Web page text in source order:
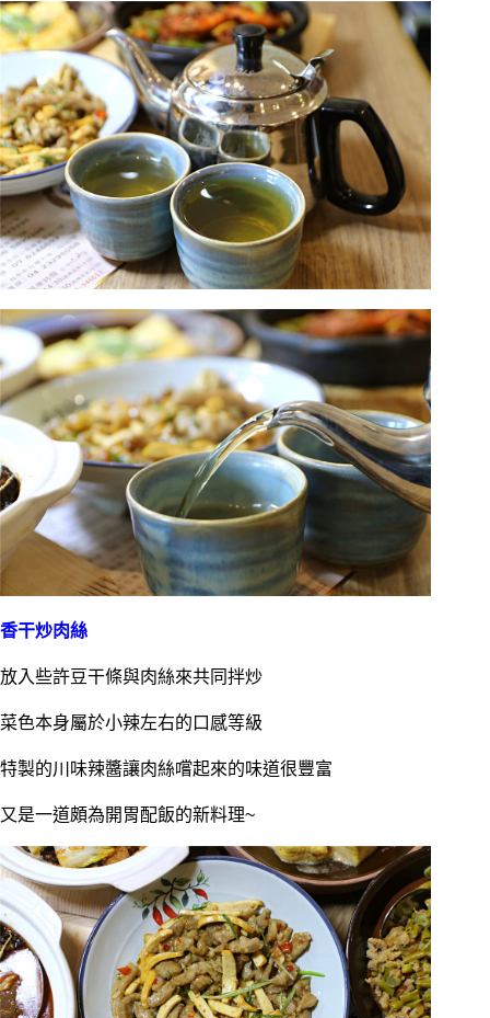
香干炒肉絲
放入些許豆干條與肉絲來共同拌炒
菜色本身屬於小辣左右的口感等級
特製的川味辣醬讓肉絲嚐起來的味道很豐富
又是一道頗為開胃配飯的新料理~